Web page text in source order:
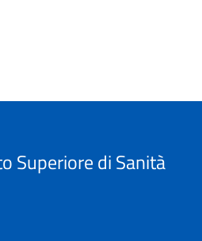
Superiore di Sanità